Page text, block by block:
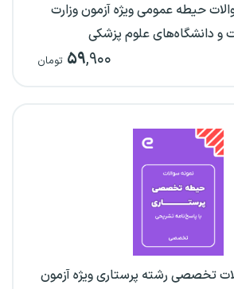
حیطه عمومی ویژه آزمون وزارت
و دانشگاه‌های علوم پزشکی
۵۹,۹۰۰ تومان
تخصصی رشته پرستاری ویژه آزمون